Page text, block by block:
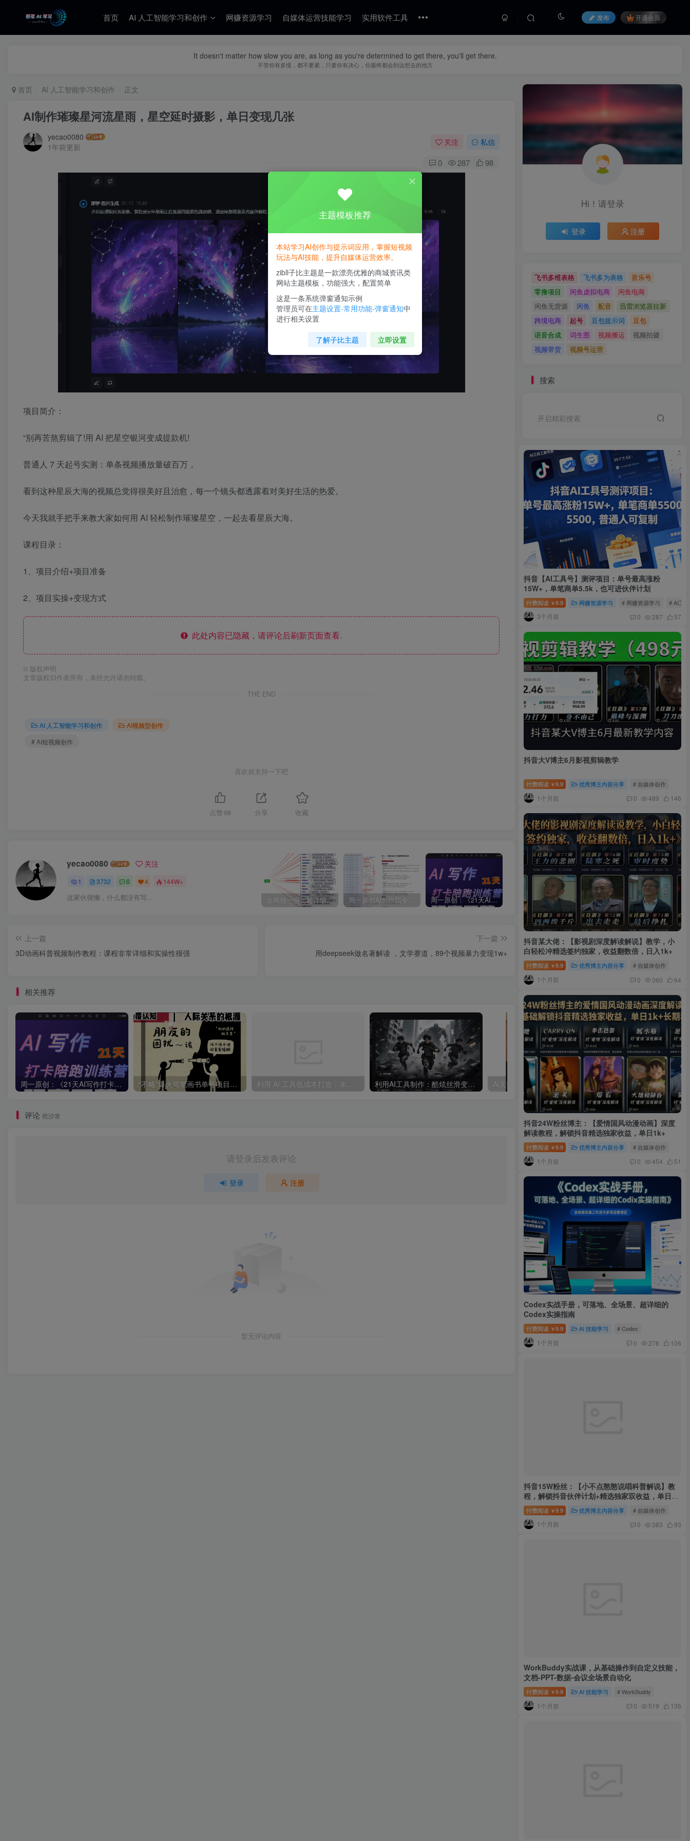
首页 AI 人工智能学习和创作 网赚资源学习 自媒体运营技能学习 实用软件工具 发布 开通会员
It doesn't matter how slow you are, as long as you're determined to get there, you'll get there.
不管你有多慢，都不要紧，只要你有决心，你最终都会到达想去的地方
首页 AI 人工智能学习和创作 正文
AI制作璀璨星河流星雨，星空延时摄影，单日变现几张
yecao0080
1年前更新
关注 私信
0 287 98
项目简介：
“别再苦熬剪辑了!用 AI 把星空银河变成提款机!
普通人 7 天起号实测：单条视频播放量破百万，
看到这种星辰大海的视频总觉得很美好且治愈，每一个镜头都透露着对美好生活的热爱。
今天我就手把手来教大家如何用 AI 轻松制作璀璨星空，一起去看星辰大海。
课程目录：
1、项目介绍+项目准备
2、项目实操+变现方式
此处内容已隐藏，请评论后刷新页面查看.
© 版权声明
文章版权归作者所有，未经允许请勿转载。
THE END
AI 人工智能学习和创作
AI视频型创作
# AI短视频创作
喜欢就支持一下吧
点赞 98 分享 收藏
yecao0080 关注
1 3732 0 4 144W+
这家伙很懒，什么都没有写... 全网独一份：超详细的40+个自媒体赛道领域解析手册，让你的内容创作不再局限！ 周一原创AI创作指令词：30+个领域赛道的创作提示词集合 周一原创：《21天AI写作打卡陪跑训练营》全部内容讲解！（网站会员免费学习…） 小说推文：曼波推文玩法，起号快，流量猛，一天收益1k+ “不略”爆火简笔画书单号项目拆解，利用AI快速制作简笔画书单视频
上一篇
3D动画科普视频制作教程：课程非常详细和实操性很强
下一篇
用deepseek做名著解读 ，文学赛道，89个视频暴力变现1w+
相关推荐
周一原创：《21天AI写作打卡陪跑训练营》全部内容讲解！（网站会员免费学习…） “不略”爆火简笔画书单号项目拆解，利用AI快速制作简笔画书单视频 利用AI工具制作：酷炫丝滑变装视频，流量爆炸，轻松日入5张+ Ai夫妻搞笑对话，动画短视频五分钟做一条
评论 抢沙发
请登录后发表评论
登录 注册
暂无评论内容
Hi！请登录
登录 注册
飞书多维表格 飞书多为表格
音乐号
零撸项目
闲鱼虚拟电商
闲鱼电商
闲鱼无货源
闲鱼 配音
迅雷浏览器拉新
跨境电商
起号 豆包提示词
豆包
语音合成
词生图 视频搬运
视频拍摄
视频带货
视频号运营
搜索
开启精彩搜索
抖音【AI工具号】测评项目：单号最高涨粉
15W+，单笔商单5.5k，也可进伙伴计划
付费阅读 ￥9.9 网赚资源学习 # 网赚资源学习 # AI工
3个月前 0 287 57
抖音大V博主6月影视剪辑教学
付费阅读 ￥9.9 优秀博主内容分享 # 自媒体创作
1个月前 0 489 146
抖音某大佬：【影视剧深度解读解说】教学，小
白轻松冲精选签约独家，收益翻数倍，日入1k+
付费阅读 ￥9.9 优秀博主内容分享 # 自媒体创作
1个月前 0 360 64
抖音24W粉丝博主：【爱情国风动漫动画】深度
解读教程，解锁抖音精选独家收益，单日1k+
付费阅读 ￥9.9 优秀博主内容分享 # 自媒体创作
1个月前 0 454 51
Codex实战手册，可落地、全场景、超详细的
Codex实操指南
付费阅读 ￥9.9 AI 技能学习 # Codex
1个月前 0 278 106
抖音15W粉丝：【小不点憨憨说唱科普解说】教
程，解锁抖音伙伴计划+精选独家双收益，单日
1k+
付费阅读 ￥9.9 优秀博主内容分享 # 自媒体创作
1个月前 0 383 93
WorkBuddy实战课，从基础操作到自定义技能，
文档-PPT-数据-会议全场景自动化
付费阅读 ￥9.9 AI 技能学习 # WorkBuddy
1个月前 0 519 136
主题模板推荐
本站学习AI创作与提示词应用，掌握短视频
玩法与AI技能，提升自媒体运营效率。
zibll子比主题是一款漂亮优雅的商城资讯类
网站主题模板，功能强大，配置简单
这是一条系统弹窗通知示例
管理员可在主题设置-常用功能-弹窗通知中
进行相关设置
了解子比主题 立即设置